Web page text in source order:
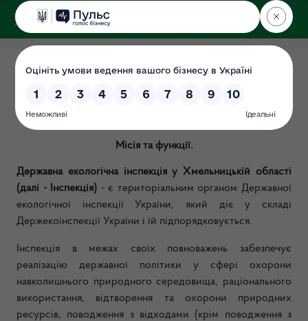
ДЕРЖЕКОІНСПЕКЦІЯ
у Хмельницькій області
Мета діяльності
Місія та функції.
Державна екологічна інспекція у Хмельницькій області
(далі - Інспекція) - є територіальним органом Державної
екологічної інспекції України, який діє у складі
Держекоінспекції України і їй підпорядковується.
Інспекція в межах своїх повноважень забезпечує
реалізацію державної політики у сфері охорони
навколишнього природного середовища, раціонального
використання, відтворення та охорони природних
ресурсів, поводження з відходами (крім поводження з